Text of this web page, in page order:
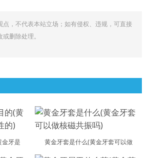
点，不代表本站立场；如有侵权、违规，可直接
删除处理。
牙是 黄金牙套是什么(黄金牙套可以做